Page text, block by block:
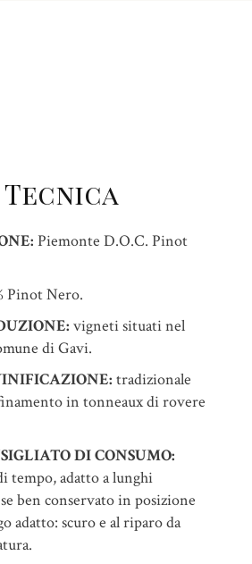
Tecnica
Piemonte D.O.C. Pinot
Pinot Nero.
vigneti situati nel
di Gavi.
tradizionale
in tonneaux di rovere
DI CONSUMO:
tempo, adatto a lunghi
ben conservato in posizione
adatto: scuro e al riparo da